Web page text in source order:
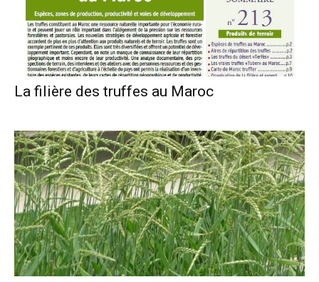
La filière des truffes au Maroc